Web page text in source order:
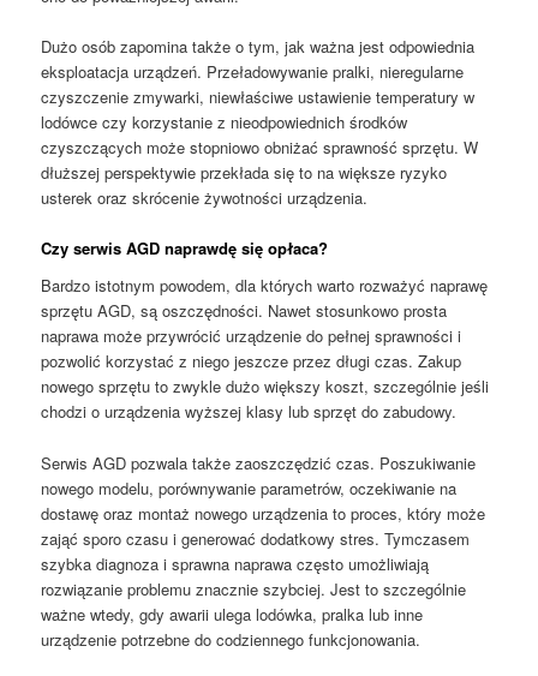
Dużo osób zapomina także o tym, jak ważna jest odpowiednia
eksploatacja urządzeń. Przeładowywanie pralki, nieregularne
czyszczenie zmywarki, niewłaściwe ustawienie temperatury w
lodówce czy korzystanie z nieodpowiednich środków
czyszczących może stopniowo obniżać sprawność sprzętu. W
dłuższej perspektywie przekłada się to na większe ryzyko
usterek oraz skrócenie żywotności urządzenia.
Czy serwis AGD naprawdę się opłaca?
Bardzo istotnym powodem, dla których warto rozważyć naprawę
sprzętu AGD, są oszczędności. Nawet stosunkowo prosta
naprawa może przywrócić urządzenie do pełnej sprawności i
pozwolić korzystać z niego jeszcze przez długi czas. Zakup
nowego sprzętu to zwykle dużo większy koszt, szczególnie jeśli
chodzi o urządzenia wyższej klasy lub sprzęt do zabudowy.
Serwis AGD pozwala także zaoszczędzić czas. Poszukiwanie
nowego modelu, porównywanie parametrów, oczekiwanie na
dostawę oraz montaż nowego urządzenia to proces, który może
zająć sporo czasu i generować dodatkowy stres. Tymczasem
szybka diagnoza i sprawna naprawa często umożliwiają
rozwiązanie problemu znacznie szybciej. Jest to szczególnie
ważne wtedy, gdy awarii ulega lodówka, pralka lub inne
urządzenie potrzebne do codziennego funkcjonowania.